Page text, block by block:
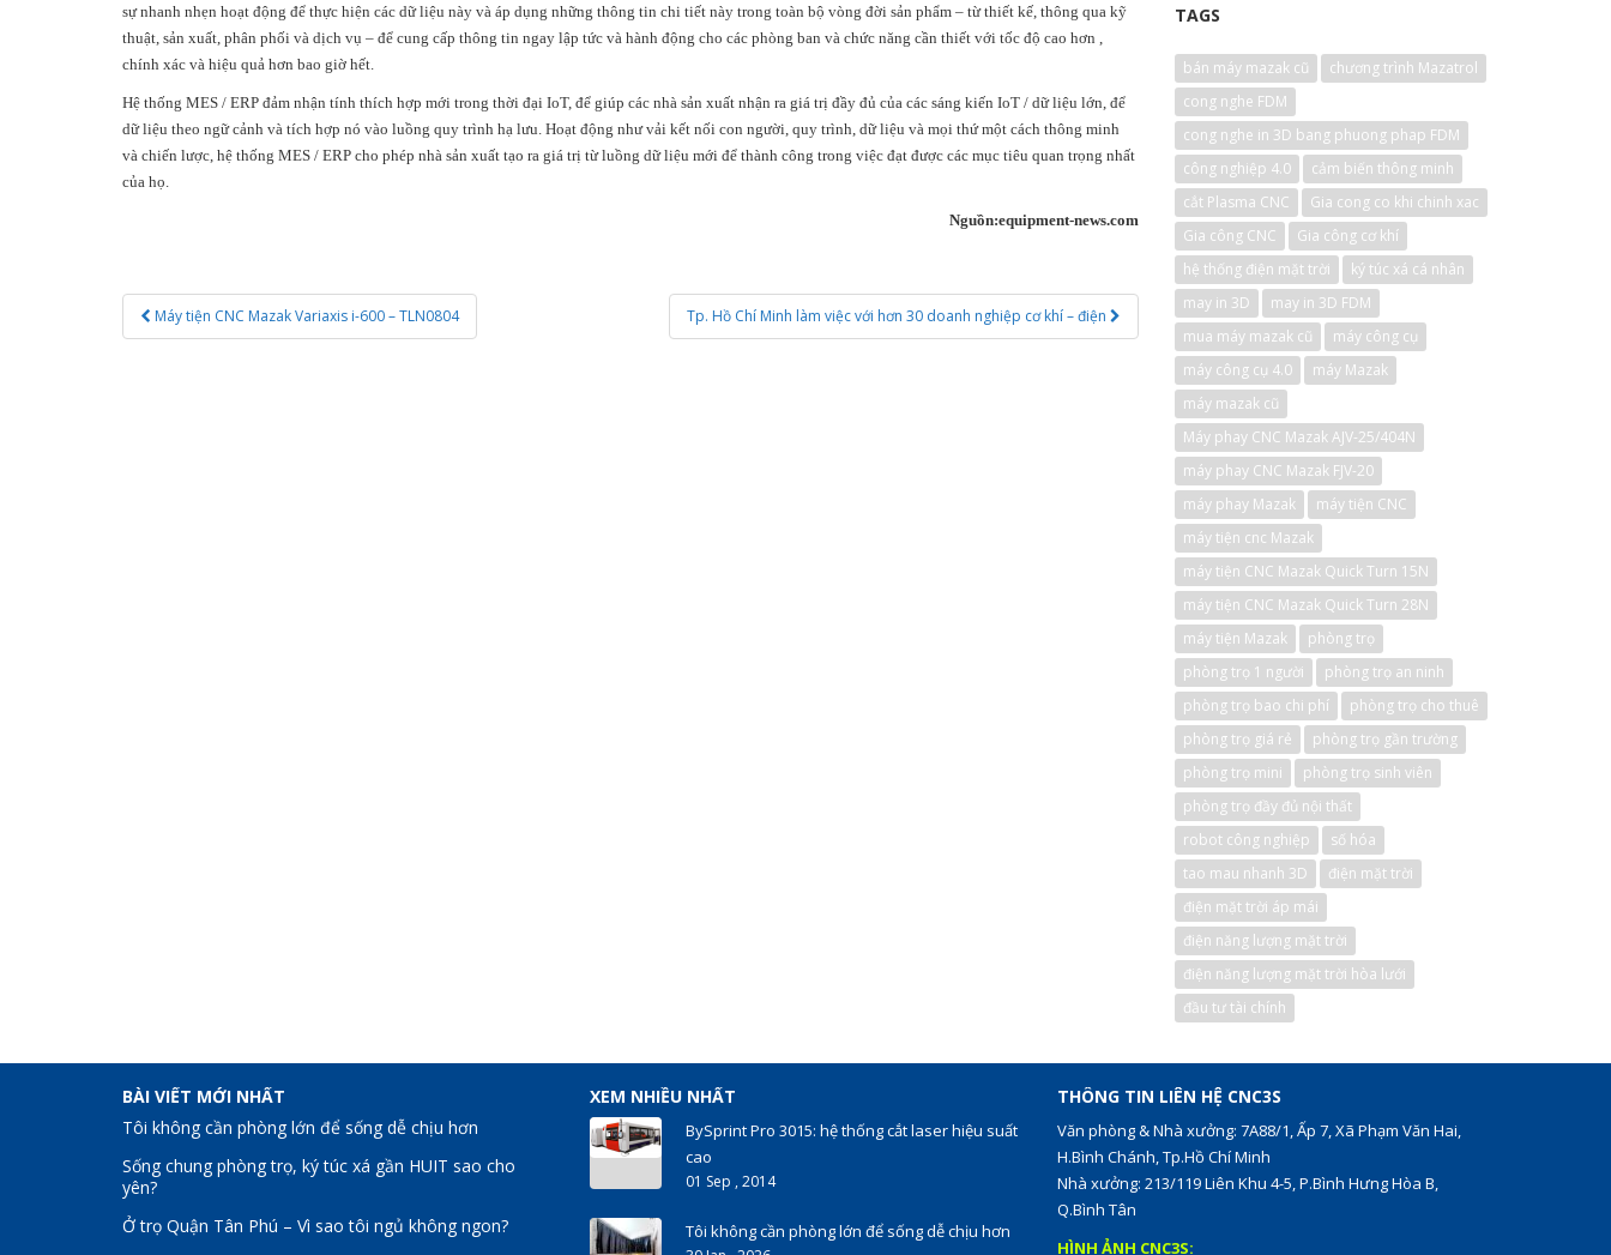
sự nhanh nhẹn hoạt động để thực hiện các dữ liệu này và áp dụng những thông tin chi tiết này trong toàn bộ vòng đời sản phẩm – từ thiết kế, thông qua kỹ
thuật, sản xuất, phân phối và dịch vụ – để cung cấp thông tin ngay lập tức và hành động cho các phòng ban và chức năng cần thiết với tốc độ cao hơn ,
chính xác và hiệu quả hơn bao giờ hết.
Hệ thống MES / ERP đảm nhận tính thích hợp mới trong thời đại IoT, để giúp các nhà sản xuất nhận ra giá trị đầy đủ của các sáng kiến ​​IoT / dữ liệu lớn, để
dữ liệu theo ngữ cảnh và tích hợp nó vào luồng quy trình hạ lưu. Hoạt động như vải kết nối con người, quy trình, dữ liệu và mọi thứ một cách thông minh
và chiến lược, hệ thống MES / ERP cho phép nhà sản xuất tạo ra giá trị từ luồng dữ liệu mới để thành công trong việc đạt được các mục tiêu quan trọng nhất
của họ.
Nguồn:equipment-news.com
Post
navigation
Máy tiện CNC Mazak Variaxis i-600 – TLN0804 Tp. Hồ Chí Minh làm việc với hơn 30 doanh nghiệp cơ khí – điện
TAGS
bán máy mazak cũ
chương trình Mazatrol
cong nghe FDM
cong nghe in 3D bang phuong phap FDM
công nghiệp 4.0
cảm biến thông minh
cắt Plasma CNC
Gia cong co khi chinh xac
Gia công CNC
Gia công cơ khí
hệ thống điện mặt trời
ký túc xá cá nhân
may in 3D
may in 3D FDM
mua máy mazak cũ
máy công cụ
máy công cụ 4.0
máy Mazak
máy mazak cũ
Máy phay CNC Mazak AJV-25/404N
máy phay CNC Mazak FJV-20
máy phay Mazak
máy tiện CNC
máy tiện cnc Mazak
máy tiện CNC Mazak Quick Turn 15N
máy tiện CNC Mazak Quick Turn 28N
máy tiện Mazak
phòng trọ
phòng trọ 1 người
phòng trọ an ninh
phòng trọ bao chi phí
phòng trọ cho thuê
phòng trọ giá rẻ
phòng trọ gần trường
phòng trọ mini
phòng trọ sinh viên
phòng trọ đầy đủ nội thất
robot công nghiệp
số hóa
tao mau nhanh 3D
điện mặt trời
điện mặt trời áp mái
điện năng lượng mặt trời
điện năng lượng mặt trời hòa lưới
đầu tư tài chính
BÀI VIẾT MỚI NHẤT
Tôi không cần phòng lớn để sống dễ chịu hơn
Sống chung phòng trọ, ký túc xá gần HUIT sao cho
yên?
Ở trọ Quận Tân Phú – Vì sao tôi ngủ không ngon?
XEM NHIỀU NHẤT
BySprint Pro 3015: hệ thống cắt laser hiệu suất
cao
01 Sep , 2014
Tôi không cần phòng lớn để sống dễ chịu hơn
THÔNG TIN LIÊN HỆ CNC3S
Văn phòng & Nhà xưởng: 7A88/1, Ấp 7, Xã Phạm Văn Hai,
H.Bình Chánh, Tp.Hồ Chí Minh
Nhà xưởng: 213/119 Liên Khu 4-5, P.Bình Hưng Hòa B,
Q.Bình Tân
HÌNH ẢNH CNC3S: